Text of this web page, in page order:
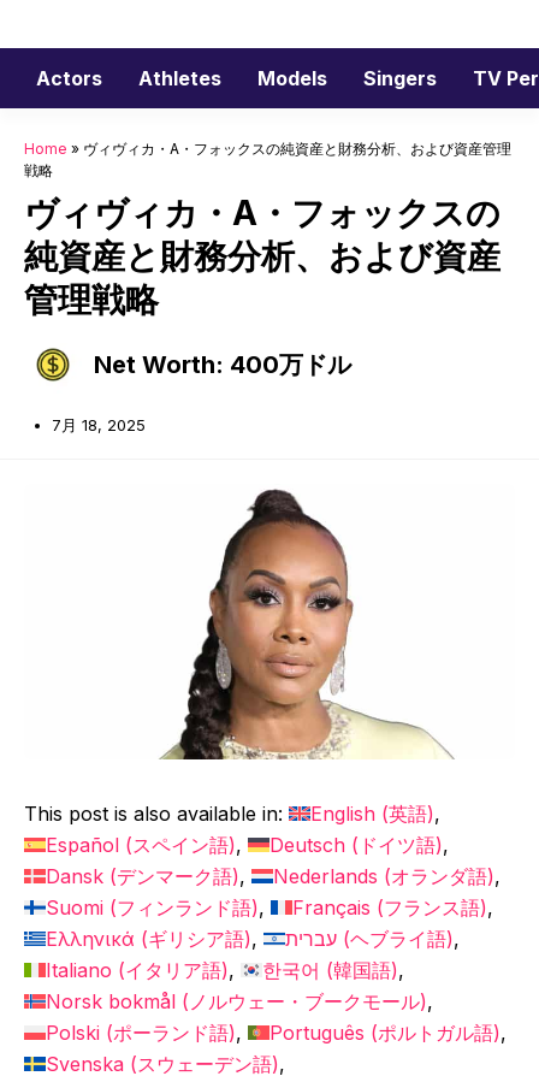
ン
ン
Actors Athletes Models Singers TV
Home » ヴィヴィカ・A・フォックスの純資産と財務分析、および資産管理
戦略
ヴィヴィカ・A・フォックスの
純資産と財務分析、および資産
管理戦略
Net Worth: 400万ドル
7月 18, 2025
This post is also available in: English (英語)
Español (スペイン語) Deutsch ( ドイツ語)
Dansk (デンマーク語) Nederlands (オランダ語)
Suomi (フィンランド語) Français (フランス語)
Ελληνικά (ギリシア語) עברית (ヘブライ語)
Italiano (イタリア語) 한국어 (韓国語)
Norsk bokmål ( ノルウェー・ブークモール)
Polski (ポーランド語) Português (ポルトガル語)
Svenska (スウェーデン語)